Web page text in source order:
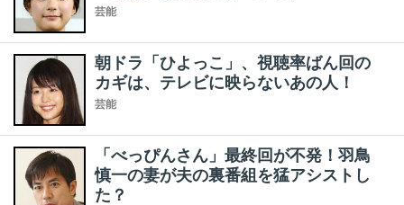
芸能
朝ドラ「ひよっこ」、視聴率ばん回の
カギは、テレビに映らないあの人！
芸能
「べっぴんさん」最終回が不発！羽鳥
慎一の妻が夫の裏番組を猛アシストし
た？